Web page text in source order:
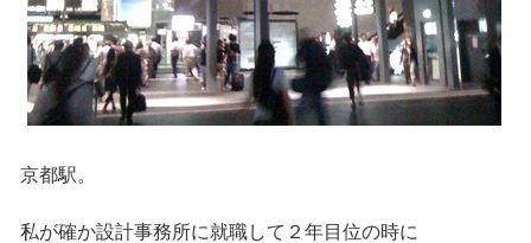
京都駅。
私が確か設計事務所に就職して２年目位の時に